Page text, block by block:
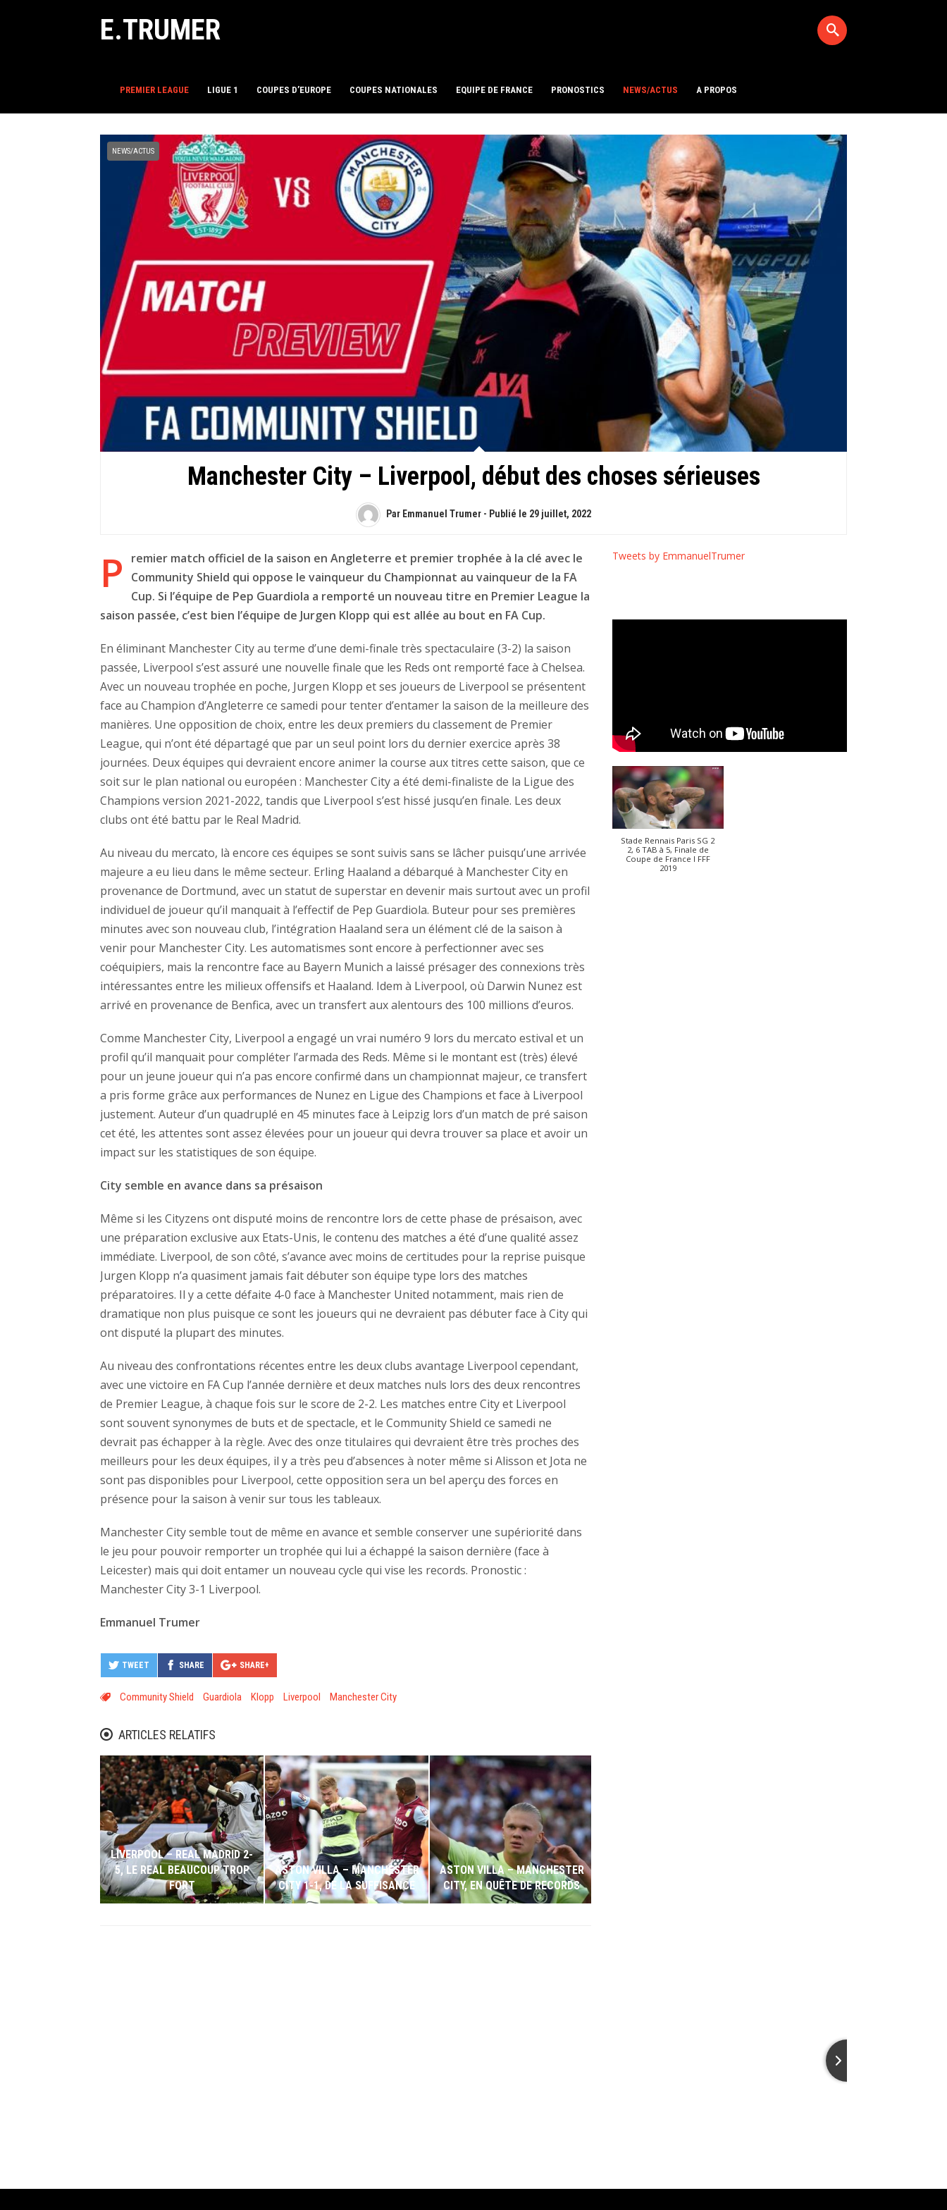
E.TRUMER
PREMIER LEAGUE LIGUE 1 COUPES D’EUROPE COUPES NATIONALES EQUIPE DE FRANCE PRONOSTICS NEWS/ACTUS A PROPOS
NEWS/ACTUS
Manchester City – Liverpool, début des choses sérieuses
Par Emmanuel Trumer - Publié le 29 juillet, 2022
P
remier match officiel de la saison en Angleterre et premier trophée à la clé avec le
Community Shield qui oppose le vainqueur du Championnat au vainqueur de la FA
Cup. Si l’équipe de Pep Guardiola a remporté un nouveau titre en Premier League la
saison passée, c’est bien l’équipe de Jurgen Klopp qui est allée au bout en FA Cup.
En éliminant Manchester City au terme d’une demi-finale très spectaculaire (3-2) la saison
passée, Liverpool s’est assuré une nouvelle finale que les Reds ont remporté face à Chelsea.
Avec un nouveau trophée en poche, Jurgen Klopp et ses joueurs de Liverpool se présentent
face au Champion d’Angleterre ce samedi pour tenter d’entamer la saison de la meilleure des
manières. Une opposition de choix, entre les deux premiers du classement de Premier
League, qui n’ont été départagé que par un seul point lors du dernier exercice après 38
journées. Deux équipes qui devraient encore animer la course aux titres cette saison, que ce
soit sur le plan national ou européen : Manchester City a été demi-finaliste de la Ligue des
Champions version 2021-2022, tandis que Liverpool s’est hissé jusqu’en finale. Les deux
clubs ont été battu par le Real Madrid.
Au niveau du mercato, là encore ces équipes se sont suivis sans se lâcher puisqu’une arrivée
majeure a eu lieu dans le même secteur. Erling Haaland a débarqué à Manchester City en
provenance de Dortmund, avec un statut de superstar en devenir mais surtout avec un profil
individuel de joueur qu’il manquait à l’effectif de Pep Guardiola. Buteur pour ses premières
minutes avec son nouveau club, l’intégration Haaland sera un élément clé de la saison à
venir pour Manchester City. Les automatismes sont encore à perfectionner avec ses
coéquipiers, mais la rencontre face au Bayern Munich a laissé présager des connexions très
intéressantes entre les milieux offensifs et Haaland. Idem à Liverpool, où Darwin Nunez est
arrivé en provenance de Benfica, avec un transfert aux alentours des 100 millions d’euros.
Comme Manchester City, Liverpool a engagé un vrai numéro 9 lors du mercato estival et un
profil qu’il manquait pour compléter l’armada des Reds. Même si le montant est (très) élevé
pour un jeune joueur qui n’a pas encore confirmé dans un championnat majeur, ce transfert
a pris forme grâce aux performances de Nunez en Ligue des Champions et face à Liverpool
justement. Auteur d’un quadruplé en 45 minutes face à Leipzig lors d’un match de pré saison
cet été, les attentes sont assez élevées pour un joueur qui devra trouver sa place et avoir un
impact sur les statistiques de son équipe.
City semble en avance dans sa présaison
Même si les Cityzens ont disputé moins de rencontre lors de cette phase de présaison, avec
une préparation exclusive aux Etats-Unis, le contenu des matches a été d’une qualité assez
immédiate. Liverpool, de son côté, s’avance avec moins de certitudes pour la reprise puisque
Jurgen Klopp n’a quasiment jamais fait débuter son équipe type lors des matches
préparatoires. Il y a cette défaite 4-0 face à Manchester United notamment, mais rien de
dramatique non plus puisque ce sont les joueurs qui ne devraient pas débuter face à City qui
ont disputé la plupart des minutes.
Au niveau des confrontations récentes entre les deux clubs avantage Liverpool cependant,
avec une victoire en FA Cup l’année dernière et deux matches nuls lors des deux rencontres
de Premier League, à chaque fois sur le score de 2-2. Les matches entre City et Liverpool
sont souvent synonymes de buts et de spectacle, et le Community Shield ce samedi ne
devrait pas échapper à la règle. Avec des onze titulaires qui devraient être très proches des
meilleurs pour les deux équipes, il y a très peu d’absences à noter même si Alisson et Jota ne
sont pas disponibles pour Liverpool, cette opposition sera un bel aperçu des forces en
présence pour la saison à venir sur tous les tableaux.
Manchester City semble tout de même en avance et semble conserver une supériorité dans
le jeu pour pouvoir remporter un trophée qui lui a échappé la saison dernière (face à
Leicester) mais qui doit entamer un nouveau cycle qui vise les records. Pronostic :
Manchester City 3-1 Liverpool.
Emmanuel Trumer
TWEET SHARE SHARE+
Community Shield Guardiola Klopp Liverpool Manchester City
ARTICLES RELATIFS
LIVERPOOL – REAL MADRID 2-
5, LE REAL BEAUCOUP TROP
FORT
ASTON VILLA – MANCHESTER
CITY 1-1, DE LA SUFFISANCE
ASTON VILLA – MANCHESTER
CITY, EN QUÊTE DE RECORDS
Tweets by EmmanuelTrumer
Stade Rennais Paris SG 2
2, 6 TAB à 5, Finale de
Coupe de France I FFF
2019